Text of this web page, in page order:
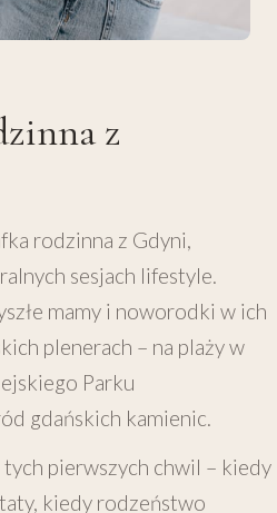
z
rodzinna z Gdyni,
sesjach lifestyle.
mamy i noworodki w ich
plenerach – na plaży w
Parku
gdańskich kamienic.
pierwszych chwil – kiedy
kiedy rodzeństwo